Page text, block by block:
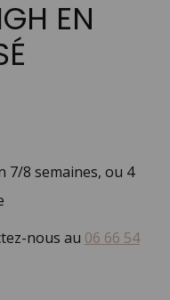
EN
7/8 semaines, ou 4
nous au 06 66 54